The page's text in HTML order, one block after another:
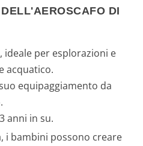
DI
ideale per esplorazioni e
acquatico.
equipaggiamento da
anni in su.
i bambini possono creare